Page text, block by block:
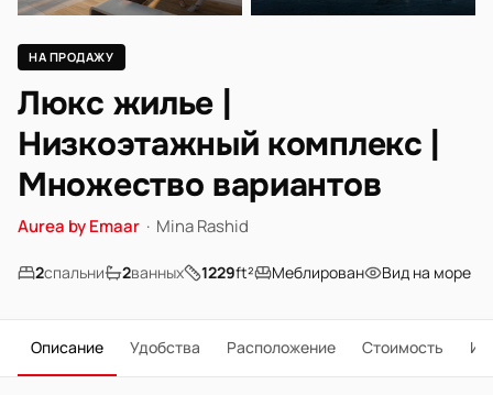
НА ПРОДАЖУ
Люкс жилье |
Низкоэтажный комплекс |
Множество вариантов
Aurea by Emaar · Mina Rashid
2спальни 2ванных 1229ft² Меблирован Вид на море
Описание Удобства Расположение Стоимость